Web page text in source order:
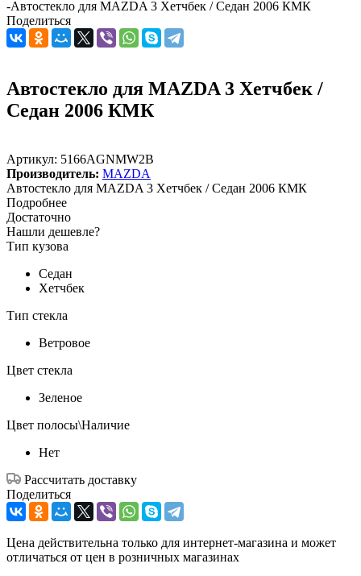
-Автостекло для MAZDA 3 Хетчбек / Седан 2006 КМК
Поделиться
Автостекло для MAZDA 3 Хетчбек /
Седан 2006 КМК
Артикул: 5166AGNМW2B
Производитель: MAZDA
Автостекло для MAZDA 3 Хетчбек / Седан 2006 КМК
Подробнее
Достаточно
Нашли дешевле?
Тип кузова
Седан
Хетчбек
Тип стекла
Ветровое
Цвет стекла
Зеленое
Цвет полосы\Наличие
Нет
Рассчитать доставку
Поделиться
Цена действительна только для интернет-магазина и может
отличаться от цен в розничных магазинах